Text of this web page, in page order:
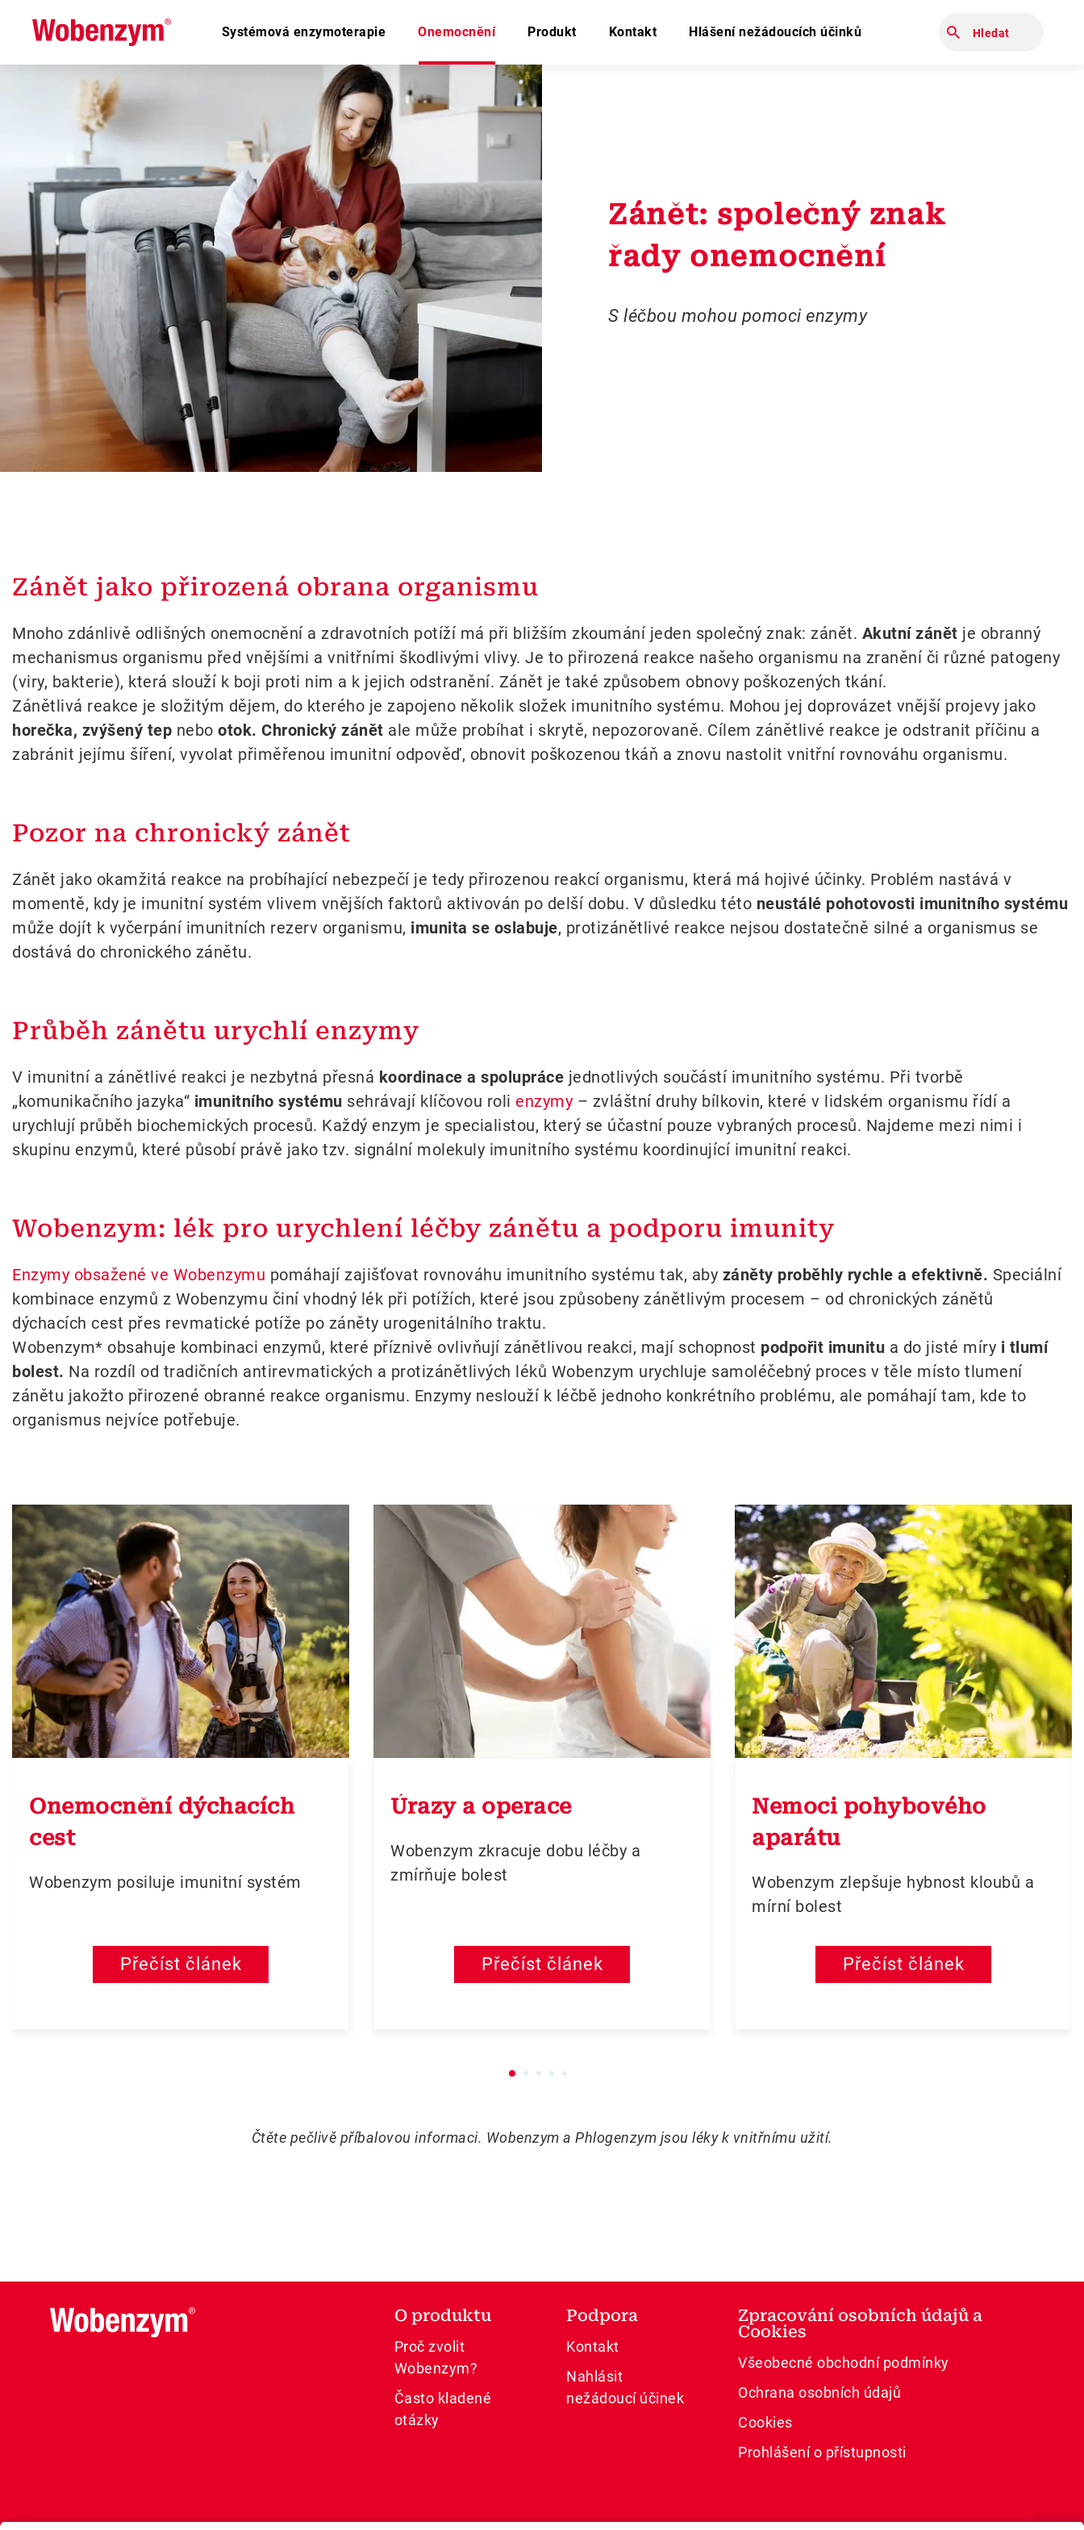
Systémová enzymoterapie Onemocnění Produkt Kontakt Hlášení nežádoucích účinků
Zánět: společný znak
řady onemocnění
S léčbou mohou pomoci enzymy
Zánět jako přirozená obrana organismu
Mnoho zdánlivě odlišných onemocnění a zdravotních potíží má při bližším zkoumání jeden společný znak: zánět. Akutní zánět je obranný
mechanismus organismu před vnějšími a vnitřními škodlivými vlivy. Je to přirozená reakce našeho organismu na zranění či různé patogeny
(viry, bakterie), která slouží k boji proti nim a k jejich odstranění. Zánět je také způsobem obnovy poškozených tkání.
Zánětlivá reakce je složitým dějem, do kterého je zapojeno několik složek imunitního systému. Mohou jej doprovázet vnější projevy jako
horečka, zvýšený tep nebo otok. Chronický zánět ale může probíhat i skrytě, nepozorovaně. Cílem zánětlivé reakce je odstranit příčinu a
zabránit jejímu šíření, vyvolat přiměřenou imunitní odpověď, obnovit poškozenou tkáň a znovu nastolit vnitřní rovnováhu organismu.
Pozor na chronický zánět
Zánět jako okamžitá reakce na probíhající nebezpečí je tedy přirozenou reakcí organismu, která má hojivé účinky. Problém nastává v
momentě, kdy je imunitní systém vlivem vnějších faktorů aktivován po delší dobu. V důsledku této neustálé pohotovosti imunitního systému
může dojít k vyčerpání imunitních rezerv organismu, imunita se oslabuje, protizánětlivé reakce nejsou dostatečně silné a organismus se
dostává do chronického zánětu.
Průběh zánětu urychlí enzymy
V imunitní a zánětlivé reakci je nezbytná přesná koordinace a spolupráce jednotlivých součástí imunitního systému. Při tvorbě
„komunikačního jazyka“ imunitního systému sehrávají klíčovou roli enzymy – zvláštní druhy bílkovin, které v lidském organismu řídí a
urychlují průběh biochemických procesů. Každý enzym je specialistou, který se účastní pouze vybraných procesů. Najdeme mezi nimi i
skupinu enzymů, které působí právě jako tzv. signální molekuly imunitního systému koordinující imunitní reakci.
Wobenzym: lék pro urychlení léčby zánětu a podporu imunity
Enzymy obsažené ve Wobenzymu pomáhají zajišťovat rovnováhu imunitního systému tak, aby záněty proběhly rychle a efektivně. Speciální
kombinace enzymů z Wobenzymu činí vhodný lék při potížích, které jsou způsobeny zánětlivým procesem – od chronických zánětů
dýchacích cest přes revmatické potíže po záněty urogenitálního traktu.
Wobenzym* obsahuje kombinaci enzymů, které příznivě ovlivňují zánětlivou reakci, mají schopnost podpořit imunitu a do jisté míry i tlumí
bolest. Na rozdíl od tradičních antirevmatických a protizánětlivých léků Wobenzym urychluje samoléčebný proces v těle místo tlumení
zánětu jakožto přirozené obranné reakce organismu. Enzymy neslouží k léčbě jednoho konkrétního problému, ale pomáhají tam, kde to
organismus nejvíce potřebuje.
Onemocnění dýchacích
cest
Wobenzym posiluje imunitní systém
Přečíst článek
Úrazy a operace
Wobenzym zkracuje dobu léčby a
zmírňuje bolest
Přečíst článek
Nemoci pohybového
aparátu
Wobenzym zlepšuje hybnost kloubů a
mírní bolest
Přečíst článek
Čtěte pečlivě příbalovou informaci. Wobenzym a Phlogenzym jsou léky k vnitřnímu užití.
O produktu
Proč zvolit
Wobenzym?
Často kladené
otázky
Podpora
Kontakt
Nahlásit
nežádoucí účinek
Zpracování osobních údajů a
Cookies
Všeobecné obchodní podmínky
Ochrana osobních údajů
Cookies
Prohlášení o přístupnosti